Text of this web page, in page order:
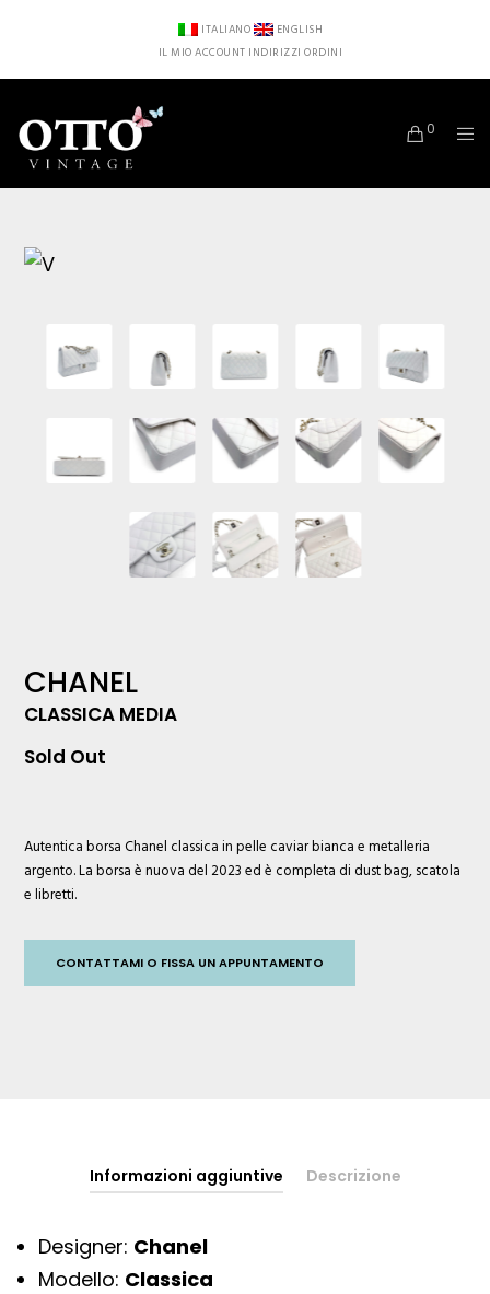
ITALIANO
ENGLISH
IL MIO ACCOUNT INDIRIZZI ORDINI
0
CHANEL
CLASSICA MEDIA
Sold Out
Autentica borsaChanel classica in pelle caviar bianca e metalleria
argento. La borsa è nuova del 2023 ed è completa di dust bag, scatola
e libretti.
CONTATTAMI O FISSA UN APPUNTAMENTO
Informazioni aggiuntive Descrizione
Designer: Chanel
Modello: Classica